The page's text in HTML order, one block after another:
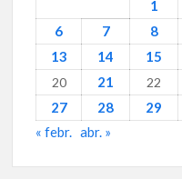
1
6 7 8
13 14 15
20 21 22
27
28 29
« febr. abr. »